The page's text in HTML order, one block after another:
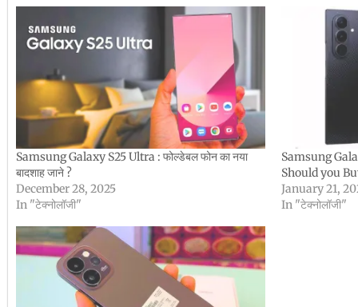
Samsung Galaxy S25 Ultra : फोल्डेबल फोन का नया
बादशाह जाने ?
December 28, 2025
In "टेक्नोलॉजी"
Samsung
Should you
January 21,
In "टेक्नोलॉजी"